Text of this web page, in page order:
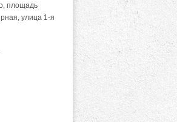
площадь
улица 1-я